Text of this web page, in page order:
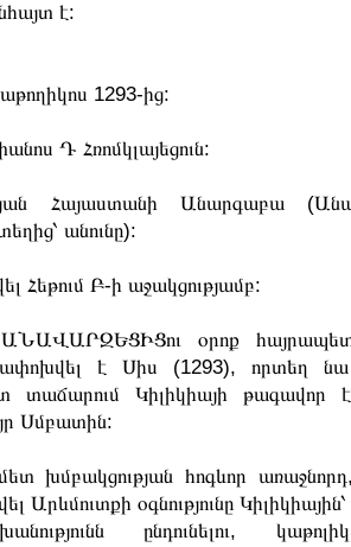
է:
1293-ից:
Դ Հռոմկլայեցուն:
Հայաստանի Անարգաբա
անունը):
Հեթում Բ-ի աջակցությամբ:
օրոք
է Սիս (1293), որտեղ
տաճարում Կիլիկիայի թագավոր
Սմբատին:
խմբակցության հոգևոր
Արևմուտքի օգնությունը
ընդունելու,